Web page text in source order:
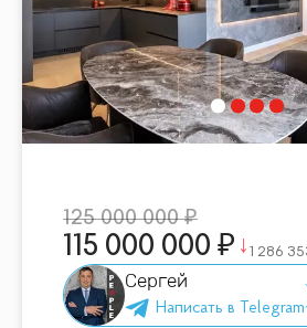
125 000 000
115 000 000 1 286
Сергей